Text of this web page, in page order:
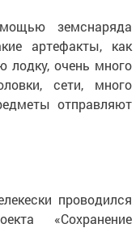
земснаряда
артефакты, как
лодку, очень много
сети, много
отправляют
проводился
«Сохранение